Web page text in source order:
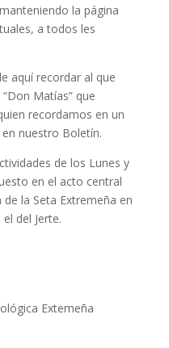
la página
a todos les
aquí recordar al que
Matías” que
recordamos en un
nuestro Boletín.
de los Lunes y
en el acto central
la Seta Extremeña en
del Jerte.
Extemeña